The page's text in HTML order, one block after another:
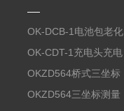
OK-DCB-1电池包老化
测试系统
OK-CDT-1充电头充电
宝测试系统
OKZD564桥式三坐标
测量仪
OKZD564三坐标测量